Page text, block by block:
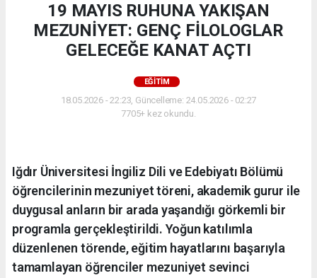
19 MAYIS RUHUNA YAKIŞAN
MEZUNİYET: GENÇ FİLOLOGLAR
GELECEĞE KANAT AÇTI
EĞİTİM
18.05.2026 - 22:23, Güncelleme: 24.05.2026 - 02:27
7705+ kez okundu.
Iğdır Üniversitesi İngiliz Dili ve Edebiyatı Bölümü
öğrencilerinin mezuniyet töreni, akademik gurur ile
duygusal anların bir arada yaşandığı görkemli bir
programla gerçekleştirildi. Yoğun katılımla
düzenlenen törende, eğitim hayatlarını başarıyla
tamamlayan öğrenciler mezuniyet sevinci